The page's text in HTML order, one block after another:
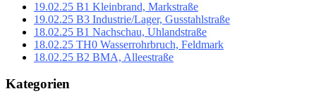
19.02.25 B1 Kleinbrand, Markstraße
19.02.25 B3 Industrie/Lager, Gusstahlstraße
18.02.25 B1 Nachschau, Uhlandstraße
18.02.25 TH0 Wasserrohrbruch, Feldmark
18.02.25 B2 BMA, Alleestraße
Kategorien